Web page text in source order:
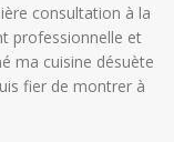
consultation à la
professionnelle et
ma cuisine désuète
fier de montrer à